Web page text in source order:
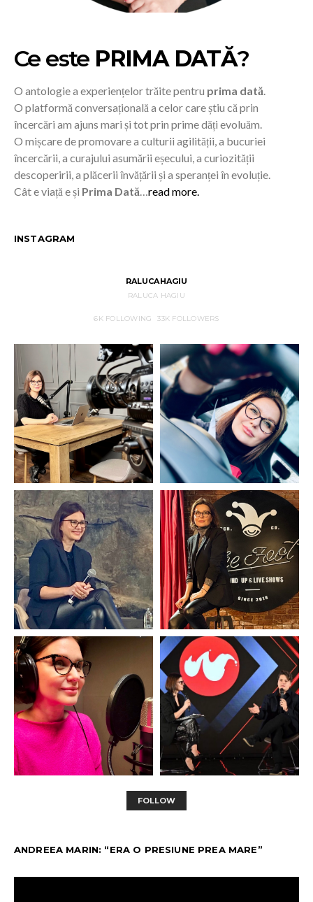
Ce este PRIMA DATĂ?
O antologie a experiențelor trăite pentru prima dată
O platformă conversațională a celor care știu că prin
încercări am ajuns mari și tot prin prime dăți evoluăm.
O mișcare de promovare a culturii agilității, a bucuriei
încercării, a curajului asumării eșecului, a curiozității
descoperirii, a plăcerii învățării și a speranței în evoluție.
Cât e viață e și Prima Dată read more.
INSTAGRAM
RALUCAHAGIU
RALUCA HAGIU
6K FOLLOWING 33K FOLLOWERS
FOLLOW
ANDREEA MARIN: “ERA O PRESIUNE PREA MARE”